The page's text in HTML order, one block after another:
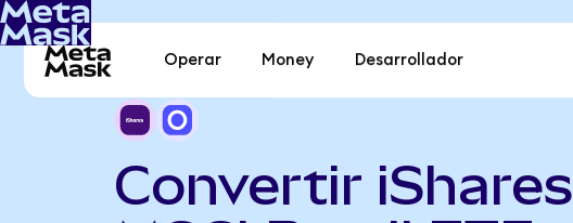
Operar Money Desarrollador
Convertir iShares